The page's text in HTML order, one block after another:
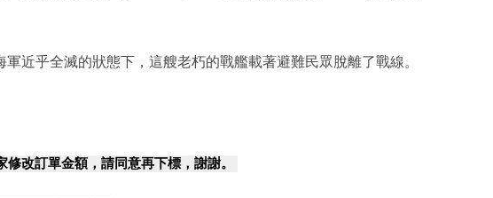
乎全滅的狀態下，這艘老朽的戰艦載著避難民眾脫離了戰線。
改訂單金額，請同意再下標，謝謝。